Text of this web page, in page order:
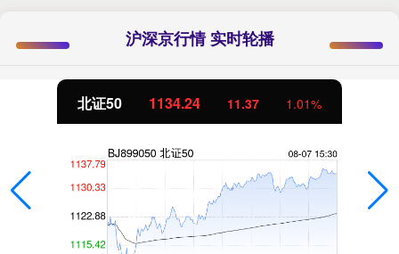
沪深京行情 实时轮播
北证50 1134.24 11.37 1.01%